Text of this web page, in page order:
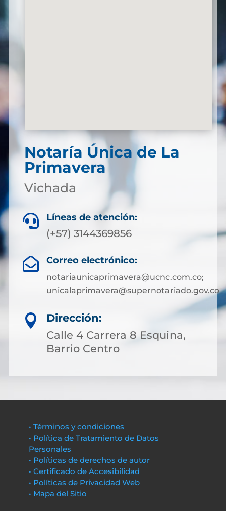
Notaría Única de La
Primavera
Vichada
 Líneas de atención:
(+57) 3144369856
 Correo electrónico:
notariaunicaprimavera@ucnc.com.co;
unicalaprimavera@supernotariado.gov.co

Dirección:
Calle 4 Carrera 8 Esquina,
Barrio Centro
• Términos y condiciones
• Política de Tratamiento de Datos
Personales
• Políticas de derechos de autor
• Certificado de Accesibilidad
• Políticas de Privacidad Web
• Mapa del Sitio